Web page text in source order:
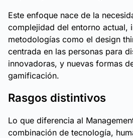
Este enfoque nace de la
complejidad del entorno actual,
metodologías como el design
centrada en las personas para
innovadoras, y nuevas formas
gamificación.
Rasgos distintivos
Lo que diferencia al
combinación de tecnología,